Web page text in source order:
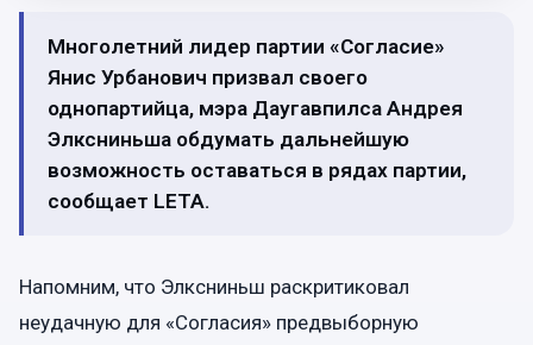
Многолетний лидер партии «Согласие»
Янис Урбанович призвал своего
однопартийца, мэра Даугавпилса Андрея
Элксниньша обдумать дальнейшую
возможность оставаться в рядах партии,
сообщает LETA.
Напомним, что Элксниньш раскритиковал
неудачную для «Согласия» предвыборную